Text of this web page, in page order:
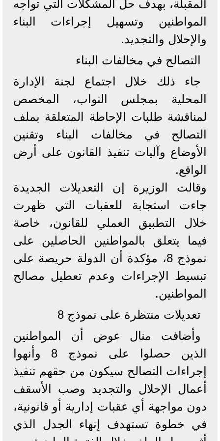
المقبلة، بهدف حل المشكلات التي تواجه
المواطنين وتسهيل إجراءات البناء
والإحلال والتجديد.
التصالح في مخالفات البناء
جاء ذلك خلال اجتماع لجنة الإدارة
المحلية بمجلس النواب، المخصص
لمناقشة طلبات الإحاطة المتعلقة بملف
التصالح في مخالفات البناء وتقنين
الأوضاع وآليات تنفيذ القانون على أرض
الواقع.
وقالت الوزيرة إن التعديلات الجديدة
جاءت استجابة للعقبات التي ظهرت
خلال التطبيق العملي للقانون، خاصة
فيما يتعلق بالمواطنين الحاصلين على
نموذج 8، مؤكدة أن الدولة حريصة على
تبسيط الإجراءات وعدم تعطيل مصالح
المواطنين.
تعديلات منتظرة على نموذج 8
وأضافت منال عوض أن المواطنين
الذين حصلوا على نموذج 8 وأنهوا
إجراءات التصالح سيكون من حقهم تنفيذ
أعمال الإحلال والتجديد وصب الأسقف
دون مواجهة أي عقبات إدارية أو قانونية،
في خطوة تستهدف إنهاء الجدل الذي